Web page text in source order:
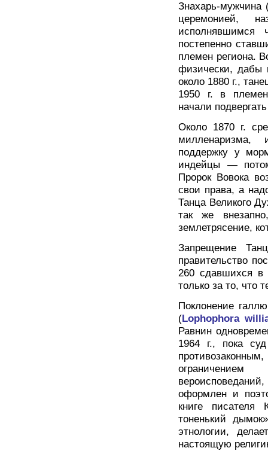
Знахарь-мужчина
церемонией,
исполнявшимся
постепенно
племен региона.
физически, дабы
около 1880 г.,
1950 г. в
начали
Около 1870 г.
поддержку у
индейцы —
Пророк Вовока
свои права, а
Танца Великого
так же
землетрясение,
Запрещение
правительство
260 сдавшихся в
только за то, что
Поклонение
(Lophophora
Равнин
1964 г., пока
оформлен и
книге писателя
тоненький
этнологии,
настоящую